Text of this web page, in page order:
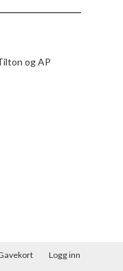
og AP
Logg inn